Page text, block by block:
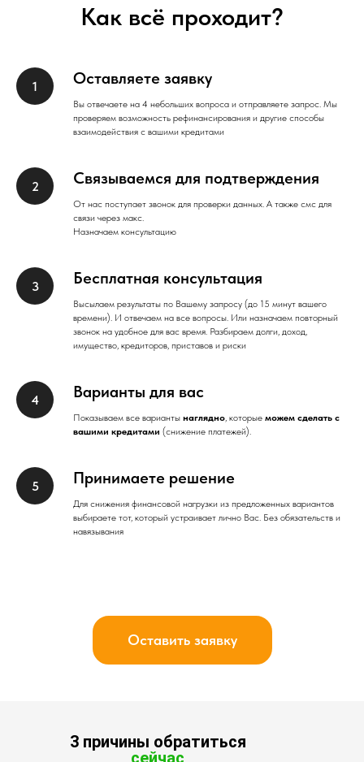
Как всё проходит?
Оставляете заявку
Вы отвечаете на 4 небольших вопроса и отправляете запрос. Мы
проверяем возможность рефинансирования и другие способы
взаимодействия с вашими кредитами
Связываемся для подтверждения
От нас поступает звонок для проверки данных. А также смс для
связи через макс.
Назначаем консультацию
Бесплатная консультация
Высылаем результаты по Вашему запросу (до 15 минут вашего
времени). И отвечаем на все вопросы. Или назначаем повторный
звонок на удобное для вас время. Разбираем долги, доход,
имущество, кредиторов, приставов и риски
Варианты для вас
Показываем все варианты наглядно , которые можем сделать с
вашими кредитами (снижение платежей).
Принимаете решение
Для снижения финансовой нагрузки из предложенных вариантов
выбираете тот, который устраивает лично Вас. Без обязательств и
навязывания
Оставить заявку
3 причины обратиться
сейчас